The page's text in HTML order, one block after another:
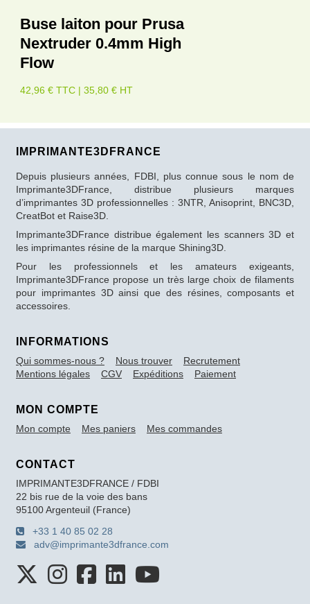
Buse laiton pour Prusa
Nextruder 0.4mm High
Flow
42,96 € TTC | 35,80 € HT
IMPRIMANTE3DFRANCE
Depuis plusieurs années, FDBI, plus connue sous le nom de
Imprimante3DFrance, distribue plusieurs marques
d’imprimantes 3D professionnelles : 3NTR, Anisoprint, BNC3D,
CreatBot et Raise3D.
Imprimante3DFrance distribue également les scanners 3D et
les imprimantes résine de la marque Shining3D.
Pour les professionnels et les amateurs exigeants,
Imprimante3DFrance propose un très large choix de filaments
pour imprimantes 3D ainsi que des résines, composants et
accessoires.
INFORMATIONS
Qui sommes-nous ? Nous trouver
Recrutement
Mentions légales
CGV Expéditions Paiement
MON COMPTE
Mon compte Mes paniers Mes commandes
CONTACT
IMPRIMANTE3DFRANCE / FDBI
22 bis rue de la voie des bans
95100 Argenteuil (France)
+33 1 40 85 02 28
adv@imprimante3dfrance.com